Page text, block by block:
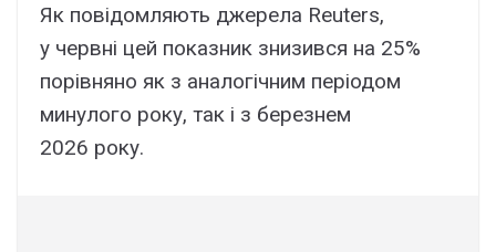
Як повідомляють джерела Reuters,
у червні цей показник знизився на 25%
порівняно як з аналогічним періодом
минулого року, так і з березнем
2026 року.